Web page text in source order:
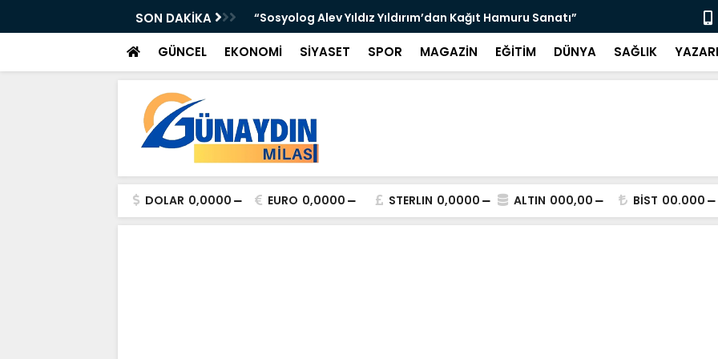
SON DAKİKA “Sosyolog Alev Yıldız Yıldırım’dan Kağıt Hamuru Sanatı” “3 Bin
GÜNCEL EKONOMİ SİYASET SPOR MAGAZİN EĞİTİM DÜNYA SAĞLIK
DOLAR 0,0000 EURO 0,0000 STERLIN 0,0000 ALTIN 000,00 BİST 00.000